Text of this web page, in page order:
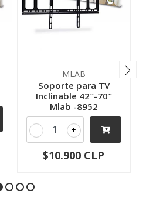
MLAB
Soporte para TV
Inclinable 42″-70″
Mlab -8952
+
-
$10.900 CLP